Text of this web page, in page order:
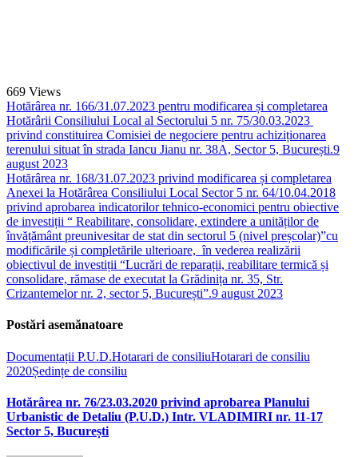
669 Views
Hotărârea nr. 166/31.07.2023 pentru modificarea și completarea
Hotărârii Consiliului Local al Sectorului 5 nr. 75/30.03.2023
privind constituirea Comisiei de negociere pentru achiziționarea
terenului situat în strada Iancu Jianu nr. 38A, Sector 5, București.9
august 2023
Hotărârea nr. 168/31.07.2023 privind modificarea și completarea
Anexei la Hotărârea Consiliului Local Sector 5 nr. 64/10.04.2018
privind aprobarea indicatorilor tehnico-economici pentru obiective
de investiții “ Reabilitare, consolidare, extindere a unităților de
învățământ preunivesitar de stat din sectorul 5 (nivel preșcolar)”cu
modificările și completările ulterioare, în vederea realizării
obiectivul de investiții “Lucrări de reparații, reabilitare termică și
consolidare, rămase de executat la Grădinița nr. 35, Str.
Crizantemelor nr. 2, sector 5, București”.9 august 2023
Postări asemănatoare
Documentații P.U.D.Hotarari de consiliuHotarari de consiliu
2020Ședințe de consiliu
Hotărârea nr. 76/23.03.2020 privind aprobarea Planului
Urbanistic de Detaliu (P.U.D.) Intr. VLADIMIRI nr. 11-17
Sector 5, București